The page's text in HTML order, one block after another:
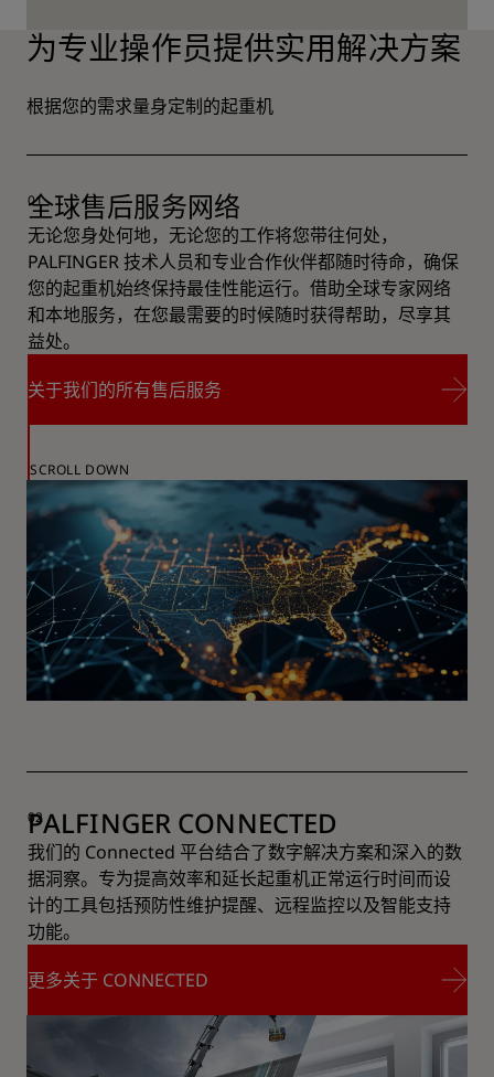
为专业操作员提供实用解决方案
根据您的需求量身定制的起重机
全球售后服务网络
无论您身处何地，无论您的工作将您带往何处，
PALFINGER 技术人员和专业合作伙伴都随时待命，确保
您的起重机始终保持最佳性能运行。借助全球专家网络
和本地服务，在您最需要的时候随时获得帮助，尽享其
益处。
关于我们的所有售后服务
关于我们的所有售后服务
SCROLL DOWN
PALFINGER CONNECTED
我们的 Connected 平台结合了数字解决方案和深入的数
据洞察。专为提高效率和延长起重机正常运行时间而设
计的工具包括预防性维护提醒、远程监控以及智能支持
功能。
更多关于 CONNECTED
更多关于 CONNECTED